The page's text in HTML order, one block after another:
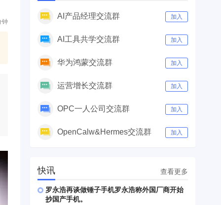
钟
AI产品经理交流群 加入
AI工具共学交流群 加入
华为鸿蒙交流群 加入
运营增长交流群 加入
OPC一人公司交流群 加入
OpenCalw&Hermes交流群 加入
快讯 查看更多
罗永浩再谈做锤子手机罗永浩称外国厂商开始
抄国产手机。